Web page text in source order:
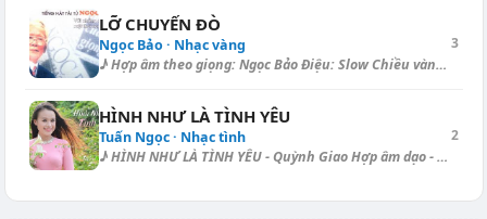
LỠ CHUYẾN ĐÒ
Ngọc Bảo · Nhạc vàng
♪ Hợp âm theo giọng: Ngọc Bảo Điệu: Slow Chiều vàng lại đem nhớ tiếc [D]...
3
HÌNH NHƯ LÀ TÌNH YÊU
Tuấn Ngọc · Nhạc tình
♪ HÌNH NHƯ LÀ TÌNH YÊU - Quỳnh Giao Hợp âm dạo - Rumba: [A] | [F#m] | [B...
2